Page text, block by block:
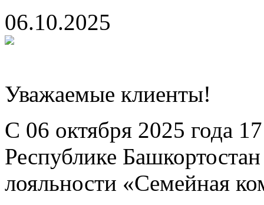
06.10.2025
Уважаемые клиенты!
С 06 октября 2025 года
Республике
лояльности «Семейная